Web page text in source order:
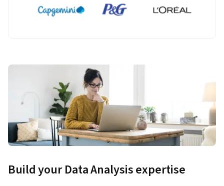
Build your Data Analysis expertise